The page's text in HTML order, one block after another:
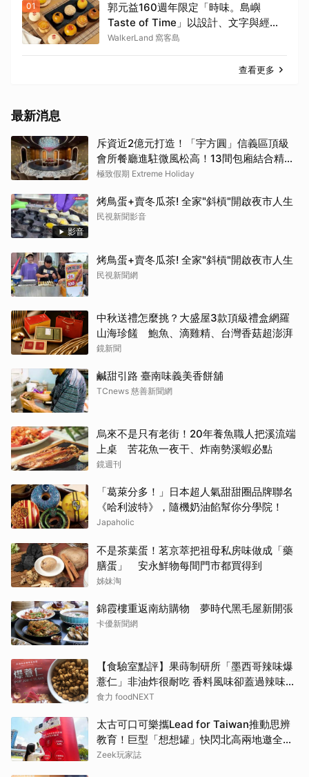
01
郭元益160週年限定「時味。島嶼
Taste of Time」以設計、文字與經典
糕餅結合。
WalkerLand 窩客島
查看更多
最新消息
斥資近2億元打造！「宇方圓」信義區頂級
會所餐廳進駐微風松高！13間包廂結合精緻
粵菜與社交娛樂
極致假期 Extreme Holiday
影音
烤鳥蛋+賣冬瓜茶! 全家"斜槓"開啟夜市人生
民視新聞影音
烤鳥蛋+賣冬瓜茶! 全家"斜槓"開啟夜市人生
民視新聞網
中秋送禮怎麼挑？大盛屋3款頂級禮盒網羅
山海珍饈 鮑魚、滴雞精、台灣香菇超澎湃
鏡新聞
鹹甜引路 臺南味義美香餅舖
TCnews 慈善新聞網
烏來不是只有老街！20年養魚職人把溪流端
上桌 苦花魚一夜干、炸南勢溪蝦必點
鏡週刊
「葛萊分多！」日本超人氣甜甜圈品牌聯名
《哈利波特》，隨機奶油餡幫你分學院！
Japaholic
不是茶葉蛋！茗京萃把祖母私房味做成「藥
膳蛋」 安永鮮物每間門市都買得到
姊妹淘
錦霞樓重返南紡購物 夢時代黑毛屋新開張
卡優新聞網
【食驗室點評】果蒔制研所「墨西哥辣味爆
薏仁」非油炸很耐吃 香料風味卻蓋過辣味特
色
食力 foodNEXT
太古可口可樂攜Lead for Taiwan推動思辨
教育！巨型「想想罐」快閃北高兩地邀全民
挑戰「打破慣性」
Zeek玩家誌